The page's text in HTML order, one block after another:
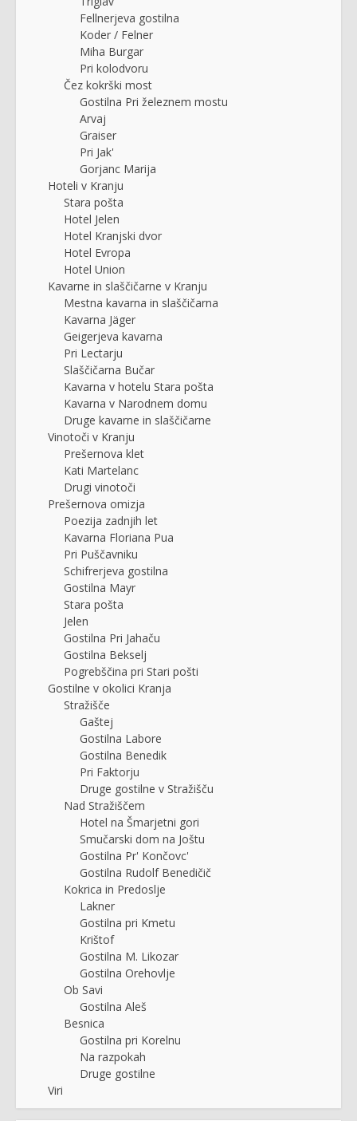
Fellnerjeva gostilna
Koder / Felner
Miha Burgar
Pri kolodvoru
Čez kokrški most
Gostilna Pri železnem mostu
Arvaj
Graiser
Pri Jak'
Gorjanc Marija
Hoteli v Kranju
Stara pošta
Hotel Jelen
Hotel Kranjski dvor
Hotel Evropa
Hotel Union
Kavarne in slaščičarne v Kranju
Mestna kavarna in slaščičarna
Kavarna Jäger
Geigerjeva kavarna
Pri Lectarju
Slaščičarna Bučar
Kavarna v hotelu Stara pošta
Kavarna v Narodnem domu
Druge kavarne in slaščičarne
Vinotoči v Kranju
Prešernova klet
Kati Martelanc
Drugi vinotoči
Prešernova omizja
Poezija zadnjih let
Kavarna Floriana Pua
Pri Puščavniku
Schifrerjeva gostilna
Gostilna Mayr
Stara pošta
Jelen
Gostilna Pri Jahaču
Gostilna Bekselj
Pogrebščina pri Stari pošti
Gostilne v okolici Kranja
Stražišče
Gaštej
Gostilna Labore
Gostilna Benedik
Pri Faktorju
Druge gostilne v Stražišču
Nad Stražiščem
Hotel na Šmarjetni gori
Smučarski dom na Joštu
Gostilna Pr' Končovc'
Gostilna Rudolf Benedičič
Kokrica in Predoslje
Lakner
Gostilna pri Kmetu
Krištof
Gostilna M. Likozar
Gostilna Orehovlje
Ob Savi
Gostilna Aleš
Besnica
Gostilna pri Korelnu
Na razpokah
Druge gostilne
Viri